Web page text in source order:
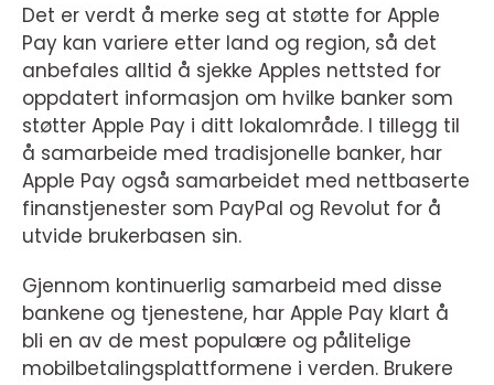
Det er verdt å merke seg at støtte for Apple
Pay kan variere etter land og region, så det
anbefales alltid å sjekke Apples nettsted for
oppdatert informasjon om hvilke banker som
støtter Apple Pay i ditt lokalområde. I tillegg til
å samarbeide med tradisjonelle banker, har
Apple Pay også samarbeidet med nettbaserte
finanstjenester som PayPal og Revolut for å
utvide brukerbasen sin.
Gjennom kontinuerlig samarbeid med disse
bankene og tjenestene, har Apple Pay klart å
bli en av de mest populære og pålitelige
mobilbetalingsplattformene i verden. Brukere